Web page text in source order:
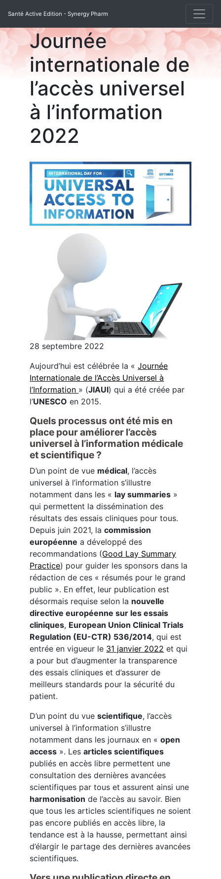
Santé Active Edition - Synergy Pharm
Journée
internationale de
l’accès universel
à l’information
2022
28 septembre 2022
Aujourd’hui est célébrée la «Journée
Internationale de l’Accès Universel à
l’Information » (JIAUI) qui a été créée par
l’UNESCO en 2015.
Quels processus ont été mis en
place pour améliorer l’accès
universel à l’information médicale
et scientifique ?
D’un point de vue médical, l’accès
universel à l’information s’illustre
notamment dans les « lay summaries »
qui permettent la dissémination des
résultats des essais cliniques pour tous.
Depuis juin 2021, lacommission
européenne a développé des
recommandations (Good Lay Summary
Practice) pour guider les sponsors dans la
rédaction de ces « résumés pour le grand
public ». En effet, leur publication est
désormais requise selon la nouvelle
directive européenne sur les essais
cliniques, European Union Clinical Trials
Regulation (EU-CTR) 536/2014, qui est
entrée en vigueur le 31 janvier 2022 et qui
a pour but d’augmenter la transparence
des essais cliniques et d’assurer de
meilleurs standards pour la sécurité du
patient.
D’un point du vuescientifique, l’accès
universel à l’information s’illustre
notamment dans les journaux en «open
access ». Lesarticles scientifiques
publiés en accès libre permettent une
consultation des dernières avancées
scientifiques par tous et assurent ainsi une
harmonisation de l’accès au savoir. Bien
que tous les articles scientifiques ne soient
pas encore publiés en accès libre, la
tendance est à la hausse, permettant ainsi
d’élargir le partage des dernières avancées
scientifiques.